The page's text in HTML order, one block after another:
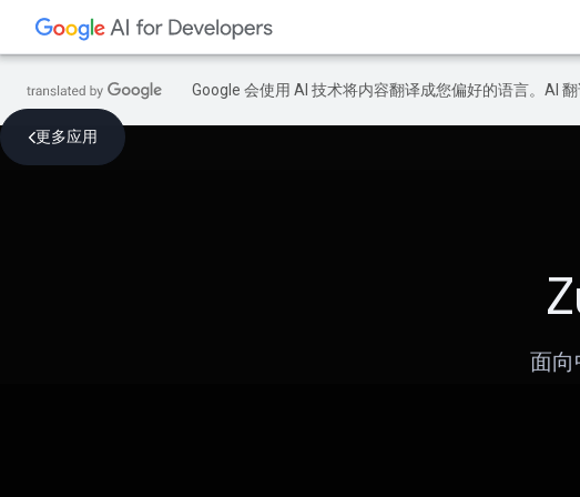
Google 会使用 AI 技术将内容翻译成您偏好的语言。AI 翻
更多应用
面向